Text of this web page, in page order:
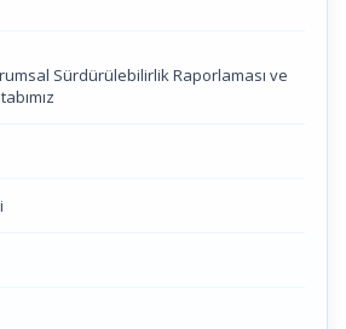
Sürdürülebilirlik Raporlaması ve